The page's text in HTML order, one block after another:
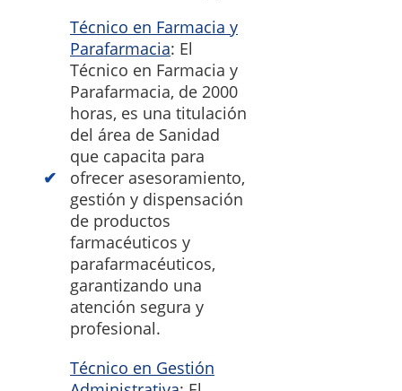
Técnico en Farmacia y
Parafarmacia: El
Técnico en Farmacia y
Parafarmacia, de 2000
horas, es una titulación
del área de Sanidad
que capacita para
ofrecer asesoramiento,
gestión y dispensación
de productos
farmacéuticos y
parafarmacéuticos,
garantizando una
atención segura y
profesional.
Técnico en Gestión